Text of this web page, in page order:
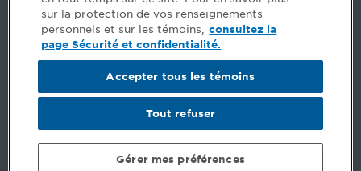
LinkedIn - 20 minutes CPA
LinkedIn - Emploi CPA
TikTok
Commentaires
Sécurité et confidentialité
Conditions générales
© Ordre des comptables professionnels agréés du Québec
sur la protection de vos renseignements
personnels et sur les témoins, consultez la
page Sécurité et confidentialité.
Gérer mes préférences
Tout refuser
Accepter tous les témoins